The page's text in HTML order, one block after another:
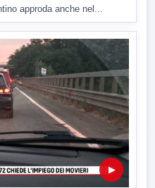
approda anche nel...
▶